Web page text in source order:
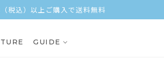
税込）以上ご購入で送料無料
GUIDE